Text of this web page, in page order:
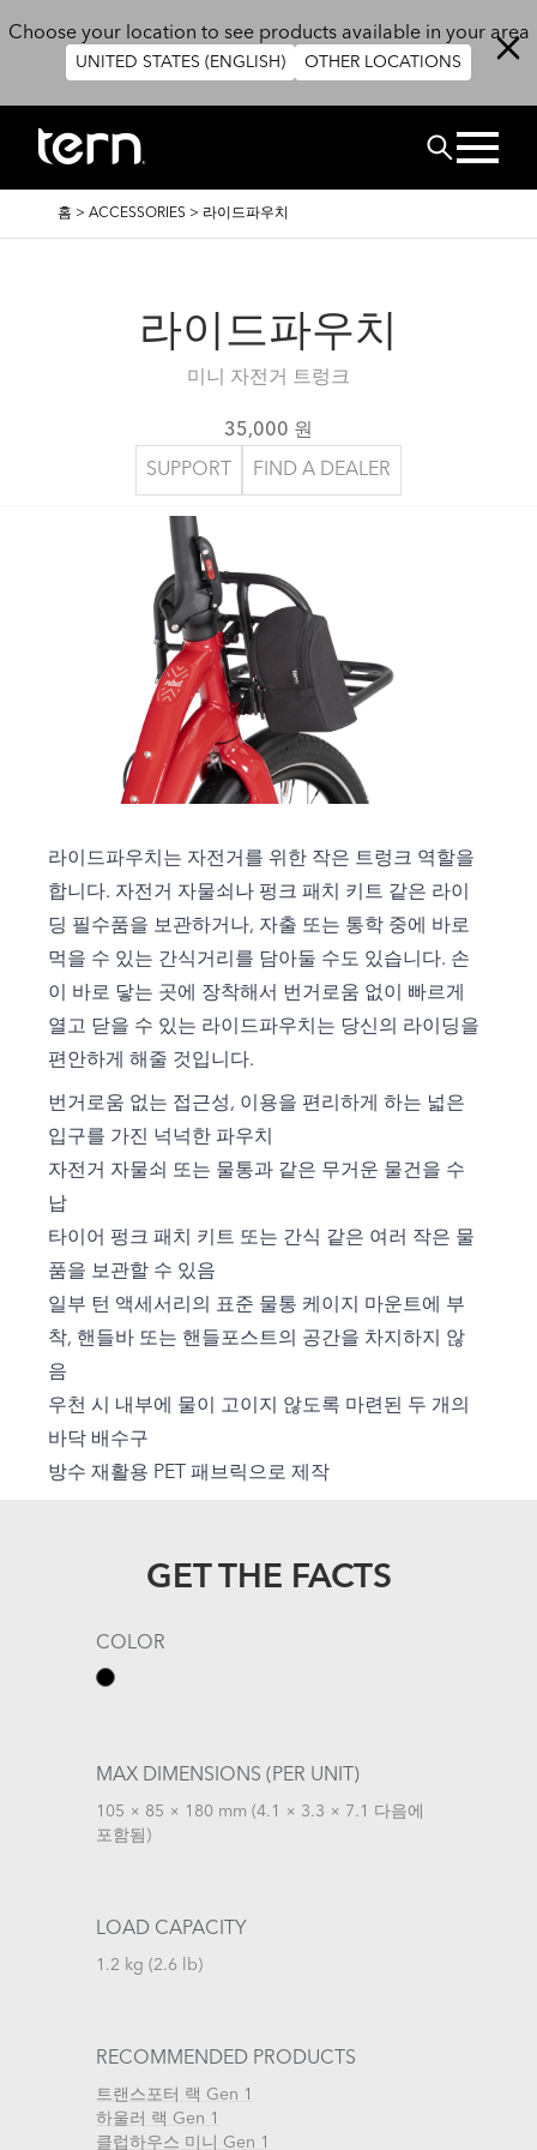
Choose your location to see products available in your area
UNITED STATES (ENGLISH) OTHER LOCATIONS
검색
이
홈 > ACCESSORIES > 라이드파우치
라이드파우치
미니 자전거 트렁크
35,000 원
SUPPORT FIND A DEALER
라이드파우치는 자전거를 위한 작은 트렁크 역할을
합니다. 자전거 자물쇠나 펑크 패치 키트 같은 라이
딩 필수품을 보관하거나, 자출 또는 통학 중에 바로
먹을 수 있는 간식거리를 담아둘 수도 있습니다. 손
이 바로 닿는 곳에 장착해서 번거로움 없이 빠르게
열고 닫을 수 있는 라이드파우치는 당신의 라이딩을
편안하게 해줄 것입니다.
번거로움 없는 접근성, 이용을 편리하게 하는 넓은
입구를 가진 넉넉한 파우치
자전거 자물쇠 또는 물통과 같은 무거운 물건을 수
납
타이어 펑크 패치 키트 또는 간식 같은 여러 작은 물
품을 보관할 수 있음
일부 턴 액세서리의 표준 물통 케이지 마운트에 부
착, 핸들바 또는 핸들포스트의 공간을 차지하지 않
음
우천 시 내부에 물이 고이지 않도록 마련된 두 개의
바닥 배수구
방수 재활용 PET 패브릭으로 제작
GET THE FACTS
COLOR
MAX DIMENSIONS (PER UNIT)
105 × 85 × 180 mm (4.1 × 3.3 × 7.1 다음에
포함됨)
LOAD CAPACITY
1.2 kg (2.6 lb)
RECOMMENDED PRODUCTS
트랜스포터 랙 Gen 1
하울러 랙 Gen 1
클럽하우스 미니 Gen 1